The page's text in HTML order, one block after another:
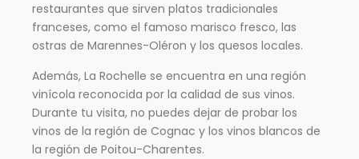
restaurantes que sirven platos tradicionales
franceses, como el famoso marisco fresco, las
ostras de Marennes-Oléron y los quesos locales.
Además, La Rochelle se encuentra en una región
vinícola reconocida por la calidad de sus vinos.
Durante tu visita, no puedes dejar de probar los
vinos de la región de Cognac y los vinos blancos de
la región de Poitou-Charentes.